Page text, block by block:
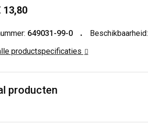
13,80
649031-99-0 Beschikbaarheid:
productspecificaties
producten